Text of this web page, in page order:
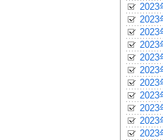
2023
2023
2023
2023
2023
2023
2023
2023
2023
2023
2023